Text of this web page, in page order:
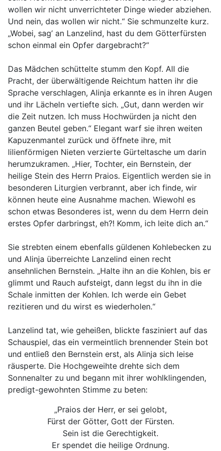
wollen wir nicht unverrichteter Dinge wieder abziehen.
Und nein, das wollen wir nicht.“ Sie schmunzelte kurz.
„Wobei, sag’ an Lanzelind, hast du dem Götterfürsten
schon einmal ein Opfer dargebracht?“
Das Mädchen schüttelte stumm den Kopf. All die
Pracht, der überwältigende Reichtum hatten ihr die
Sprache verschlagen, Alinja erkannte es in ihren Augen
und ihr Lächeln vertiefte sich. „Gut, dann werden wir
die Zeit nutzen. Ich muss Hochwürden ja nicht den
ganzen Beutel geben.“ Elegant warf sie ihren weiten
Kapuzenmantel zurück und öffnete ihre, mit
lilienförmigen Nieten verzierte Gürteltasche um darin
herumzukramen. „Hier, Tochter, ein Bernstein, der
heilige Stein des Herrn Praios. Eigentlich werden sie in
besonderen Liturgien verbrannt, aber ich finde, wir
können heute eine Ausnahme machen. Wiewohl es
schon etwas Besonderes ist, wenn du dem Herrn dein
erstes Opfer darbringst, eh?! Komm, ich leite dich an.“
Sie strebten einem ebenfalls güldenen Kohlebecken zu
und Alinja überreichte Lanzelind einen recht
ansehnlichen Bernstein. „Halte ihn an die Kohlen, bis er
glimmt und Rauch aufsteigt, dann legst du ihn in die
Schale inmitten der Kohlen. Ich werde ein Gebet
rezitieren und du wirst es wiederholen.“
Lanzelind tat, wie geheißen, blickte fasziniert auf das
Schauspiel, das ein vermeintlich brennender Stein bot
und entließ den Bernstein erst, als Alinja sich leise
räusperte. Die Hochgeweihte drehte sich dem
Sonnenalter zu und begann mit ihrer wohlklingenden,
predigt-gewohnten Stimme zu beten:
„Praios der Herr, er sei gelobt,
Fürst der Götter, Gott der Fürsten.
Sein ist die Gerechtigkeit.
Er spendet die heilige Ordnung.